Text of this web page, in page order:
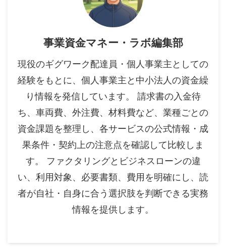
事業資金マネー・ラボ編集部
現役のギグワーク配達員・個人事業主としての
経験をもとに、個人事業主と中小法人の資金繰
り情報を発信しています。 請求書の入金待
ち、車両費、外注費、材料費など、業種ごとの
資金課題を整理し、各サービスの公式情報・成
果条件・契約上の注意点を確認して比較しま
す。 ファクタリングとビジネスローンの違
い、利用対象、必要書類、費用を明確にし、読
者が自社・自身に合う選択肢を判断できる実務
情報を提供します。